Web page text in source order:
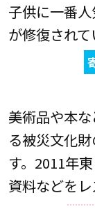
子供に一番
が修復されて
美術品や本
る被災文化
す。2011年
資料などをレ